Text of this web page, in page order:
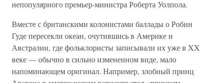
непопулярного премьер-министра Роберта Уолпола.
Вместе с британскими колонистами баллады о Робин
Гуде пересекли океан, очутившись в Америке и
Австралии, где фольклористы записывали их уже в XX
веке — обычно в сильно измененном виде, мало
напоминающем оригинал. Например, злобный принц